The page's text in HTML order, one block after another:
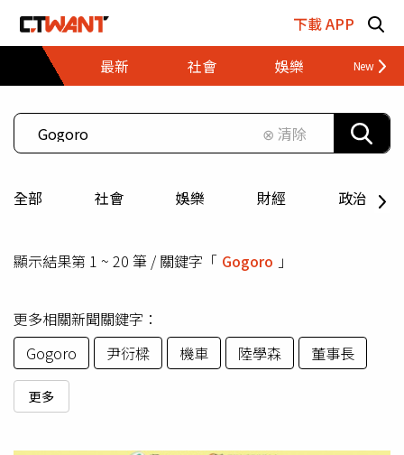
下載 APP
最新
社會 娛樂 財經
⊗ 清除
全部 社會 娛樂 財經 政治
顯示結果第 1 ~ 20 筆 / 關鍵字「 Gogoro 」
更多相關新聞關鍵字：
Gogoro
尹衍樑 機車 陸學森 董事長
更多